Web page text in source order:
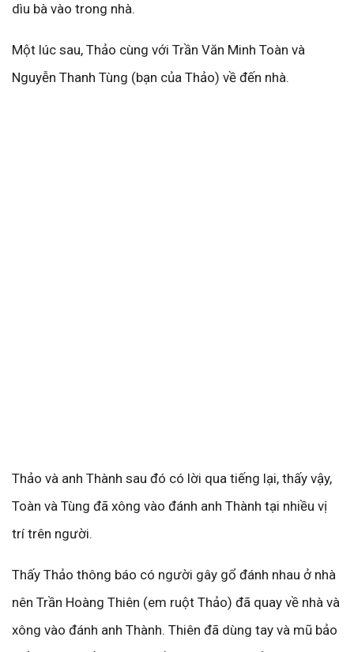
dìu bà vào trong nhà.
Một lúc sau, Thảo cùng với Trần Văn Minh Toàn và
Nguyễn Thanh Tùng (bạn của Thảo) về đến nhà.
Thảo và anh Thành sau đó có lời qua tiếng lại, thấy vậy,
Toàn và Tùng đã xông vào đánh anh Thành tại nhiều vị
trí trên người.
Thấy Thảo thông báo có người gây gổ đánh nhau ở nhà
nên Trần Hoàng Thiên (em ruột Thảo) đã quay về nhà và
xông vào đánh anh Thành. Thiên đã dùng tay và mũ bảo